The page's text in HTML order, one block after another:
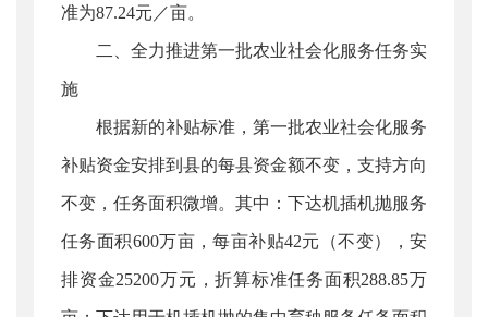
准为87.24元／亩。
二、全力推进第一批农业社会化服务任务实
施
根据新的补贴标准，第一批农业社会化服务
补贴资金安排到县的每县资金额不变，支持方向
不变，任务面积微增。其中：下达机插机抛服务
任务面积600万亩，每亩补贴42元（不变），安
排资金25200万元，折算标准任务面积288.85万